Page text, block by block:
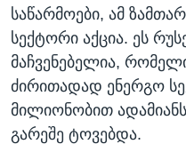
საწარმოები, ამ
სექტორი აქცია. ეს
მაჩვენებელია,
ძირითადად ენერგო
მილიონობით
გარეშე ტოვებდა.